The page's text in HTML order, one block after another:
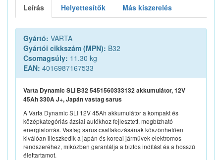
Leírás Helyettesítők Más kiszerelés
Gyártó: VARTA
Gyártói cikkszám (MPN): B32
Csomagsúly: 11.30 kg
EAN: 4016987167533
Varta Dynamic SLI B32 5451560333132 akkumulátor, 12V
45Ah 330A J+, Japán vastag sarus
A Varta Dynamic SLI 12V 45Ah akkumulátor a kompakt és
középkategóriás ázsiai autókhoz fejlesztett, megbízható
energiaforrás. Vastag sarus csatlakozásának köszönhetően
kiválóan illeszkedik a japán és koreai járművek elektromos
rendszeréhez, miközben garantálja a biztos indítást és a hosszú
élettartamot.